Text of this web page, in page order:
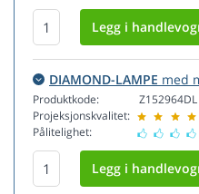
DIAMOND-LAMPE med
Produktkode:
Projeksjonskvalitet:
Pålitelighet:
Z152964DL